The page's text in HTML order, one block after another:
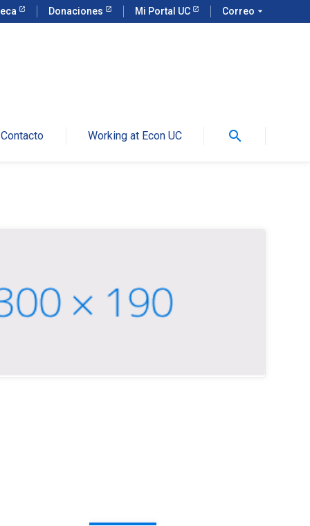
Donaciones Mi Portal UC Correo arrow_drop_down
Contacto Working at Econ UC search